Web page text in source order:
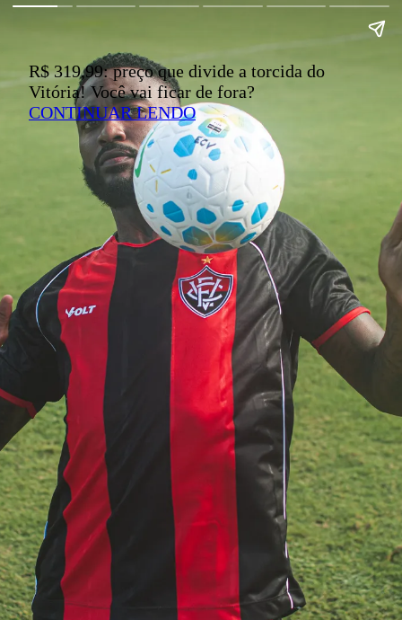
R$ 319,99: preço que divide a torcida do
Vitória! Você vai ficar de fora?
CONTINUAR LENDO